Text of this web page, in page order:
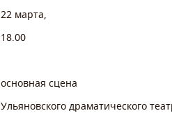
22 марта,
18.00
основная сцена
Ульяновского драматического